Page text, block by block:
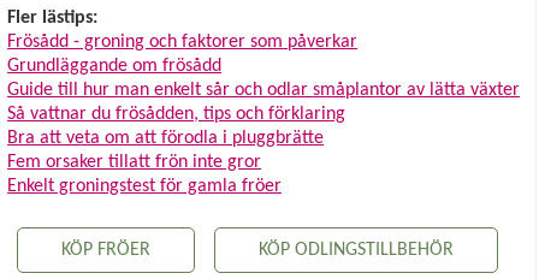
Fler lästips:
Frösådd - groning och faktorer som påverkar
Grundläggande om frösådd
Guide till hur man enkelt sår och odlar småplantor av lätta växter
Så vattnar du frösådden, tips och förklaring
Bra att veta om att förodla i pluggbrätte
Fem orsaker tillatt frön inte gror
Enkelt groningstest för gamla fröer
KÖP FRÖER KÖP ODLINGSTILLBEHÖR